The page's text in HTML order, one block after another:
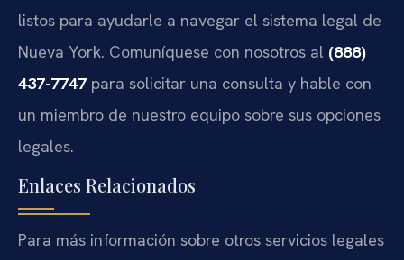
listos para ayudarle a navegar el sistema legal de
Nueva York. Comuníquese con nosotros al (888)
437-7747 para solicitar una consulta y hable con
un miembro de nuestro equipo sobre sus opciones
legales.
Enlaces Relacionados
Para más información sobre otros servicios legales